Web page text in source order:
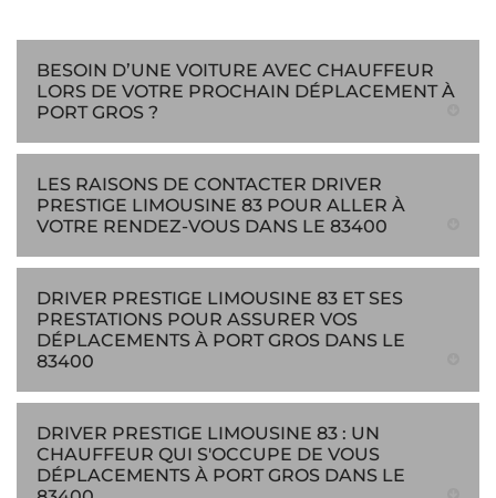
BESOIN D’UNE VOITURE AVEC CHAUFFEUR
LORS DE VOTRE PROCHAIN DÉPLACEMENT À
PORT GROS ?
LES RAISONS DE CONTACTER DRIVER
PRESTIGE LIMOUSINE 83 POUR ALLER À
VOTRE RENDEZ-VOUS DANS LE 83400
DRIVER PRESTIGE LIMOUSINE 83 ET SES
PRESTATIONS POUR ASSURER VOS
DÉPLACEMENTS À PORT GROS DANS LE
83400
DRIVER PRESTIGE LIMOUSINE 83 : UN
CHAUFFEUR QUI S'OCCUPE DE VOUS
DÉPLACEMENTS À PORT GROS DANS LE